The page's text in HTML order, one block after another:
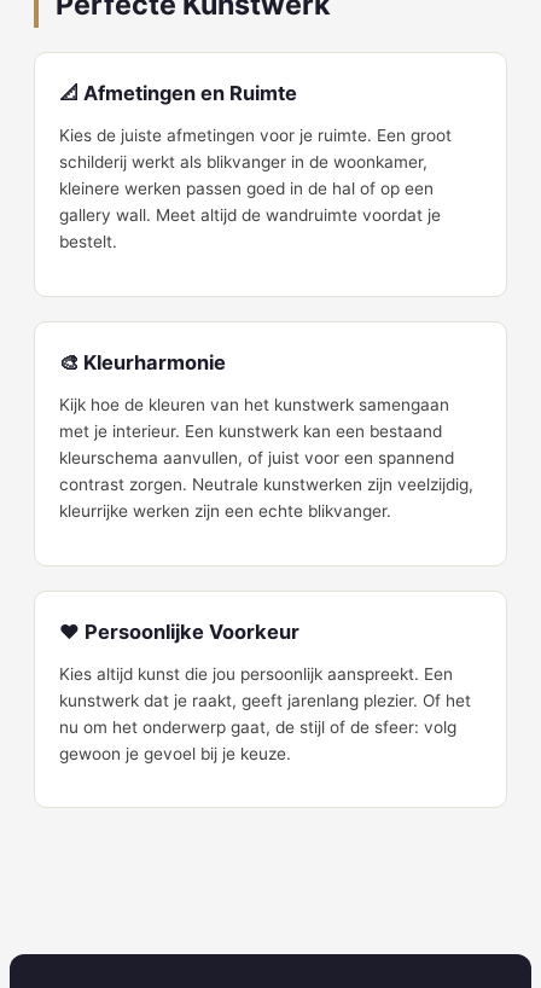
📐 Afmetingen en Ruimte
Kies de juiste afmetingen voor je ruimte. Een groot
schilderij werkt als blikvanger in de woonkamer,
kleinere werken passen goed in de hal of op een
gallery wall. Meet altijd de wandruimte voordat je
bestelt.
🎨 Kleurharmonie
Kijk hoe de kleuren van het kunstwerk samengaan
met je interieur. Een kunstwerk kan een bestaand
kleurschema aanvullen, of juist voor een spannend
contrast zorgen. Neutrale kunstwerken zijn veelzijdig,
kleurrijke werken zijn een echte blikvanger.
❤️ Persoonlijke Voorkeur
Kies altijd kunst die jou persoonlijk aanspreekt. Een
kunstwerk dat je raakt, geeft jarenlang plezier. Of het
nu om het onderwerp gaat, de stijl of de sfeer: volg
gewoon je gevoel bij je keuze.